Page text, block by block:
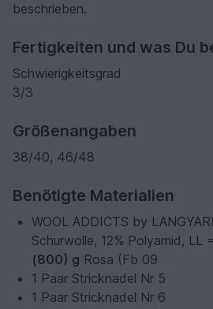
beschrieben.
Fertigkeiten und was Du
Schwierigkeitsgrad
3/3
Größenangaben
38/40, 46/48
Benötigte Materialien
WOOL ADDICTS by
Schurwolle, 12% Polyamid, LL
(800) g Rosa (Fb 09
1 Paar Stricknadel Nr 5
1 Paar Stricknadel Nr 6